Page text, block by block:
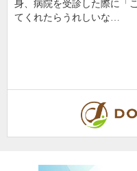
身、病院を受診した際に「
てくれたらうれしいな…